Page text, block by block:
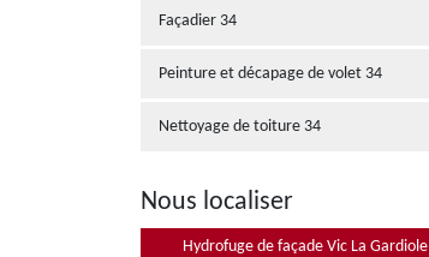
Façadier 34
Peinture et décapage de volet 34
Nettoyage de toiture 34
Nous localiser
Hydrofuge de façade Vic La Gardiole